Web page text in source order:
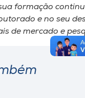
formação
e no seu
de mercado e